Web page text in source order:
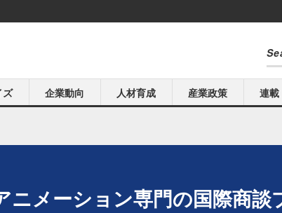
ズ 企業動向 人材育成 産業政策 連載
ニメーション専門の国際商談